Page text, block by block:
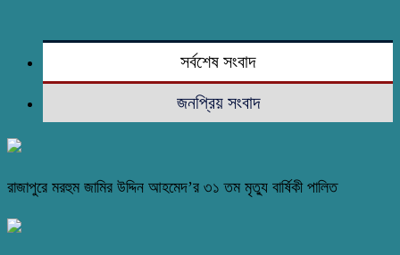
সর্বশেষ সংবাদ
জনপ্রিয় সংবাদ
রাজাপুরে মরহুম জামির উদ্দিন আহমেদ’র ৩১ তম মৃত্যু বার্ষিকী পালিত